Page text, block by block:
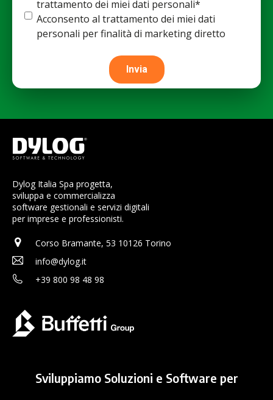
condizioni(Obbligatorio)
trattamento dei miei dati personali*
Termine
condizioni
Acconsento al trattamento dei miei dati
personali per finalità di marketing diretto
Dylog Italia Spa progetta,
sviluppa e commercializza
software gestionali e servizi digitali
per imprese e professionisti.
Corso Bramante, 53 10126 Torino
info@dylog.it
+39 800 98 48 98
Sviluppiamo Soluzioni e Software per